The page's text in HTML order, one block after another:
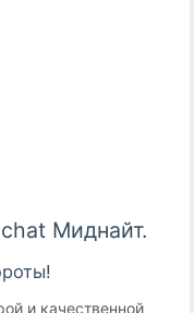
Миднайт.
и качественной